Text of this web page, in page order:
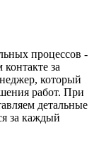
процессов -
за
который
работ. При
детальные
за каждый